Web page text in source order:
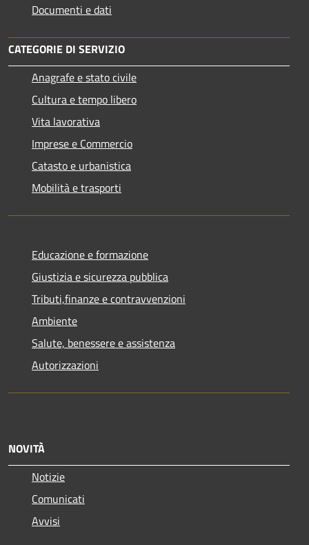
Documenti e dati
CATEGORIE DI SERVIZIO
Anagrafe e stato civile
Cultura e tempo libero
Vita lavorativa
Imprese e Commercio
Catasto e urbanistica
Mobilità e trasporti
Educazione e formazione
Giustizia e sicurezza pubblica
Tributi,finanze e contravvenzioni
Ambiente
Salute, benessere e assistenza
Autorizzazioni
NOVITÀ
Notizie
Comunicati
Avvisi